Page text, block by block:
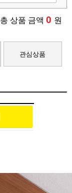
총 상품 금액 0 원
관심상품